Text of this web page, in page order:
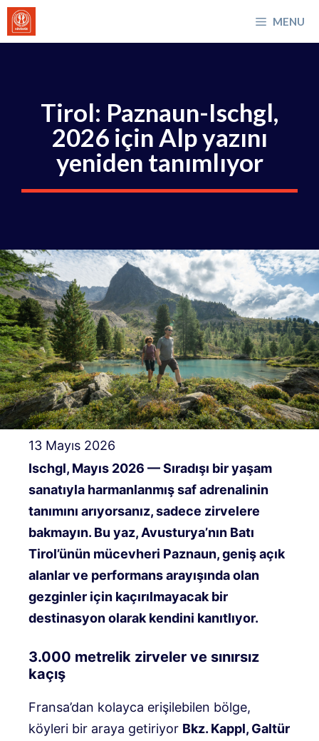
İçeriğe
atla
MENU
Tirol: Paznaun-Ischgl,
2026 için Alp yazını
yeniden tanımlıyor
13 Mayıs 2026
Ischgl, Mayıs 2026 — Sıradışı bir yaşam
sanatıyla harmanlanmış saf adrenalinin
tanımını arıyorsanız, sadece zirvelere
bakmayın. Bu yaz, Avusturya’nın Batı
Tirol’ünün mücevheri Paznaun, geniş açık
alanlar ve performans arayışında olan
gezginler için kaçırılmayacak bir
destinasyon olarak kendini kanıtlıyor.
3.000 metrelik zirveler ve sınırsız
kaçış
Fransa’dan kolayca erişilebilen bölge,
köyleri bir araya getiriyor Bkz. Kappl, Galtür